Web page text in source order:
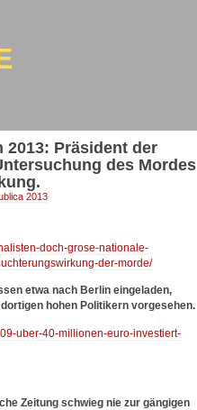
Präsident der
des Mordes
2013
doch-grose-nationale-
der-morde/
etwa nach Berlin eingeladen,
hohen Politikern vorgesehen.
uber-40-millionen-euro-investiert-
Zeitung schwieg nie zur gängigen